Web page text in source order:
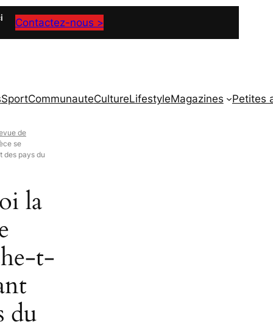
Contactez-nous >
SportCommunauteCultureLifestyleMagazines Petites
de
se
des pays du
la
t-
du